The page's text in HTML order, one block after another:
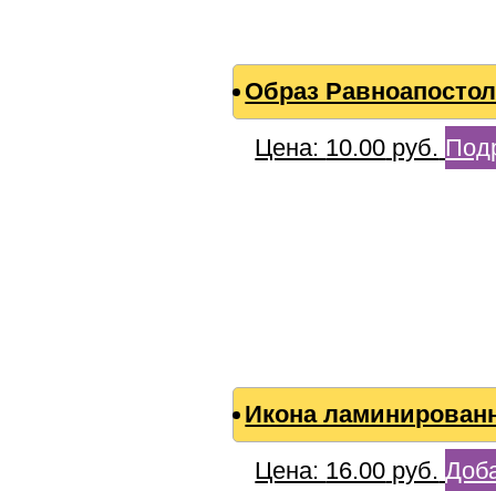
Образ
Цена: 10.00 руб.
Икона
Цена: 16.00 руб.